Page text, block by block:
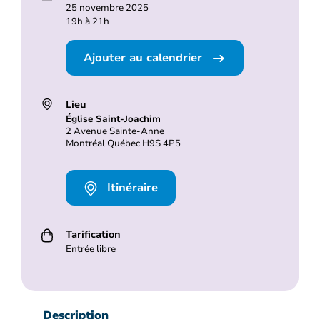
25 novembre 2025
19h à 21h
Ajouter au calendrier
Lieu
Église Saint-Joachim
2 Avenue Sainte-Anne
Montréal Québec H9S 4P5
Itinéraire
Tarification
Entrée libre
Description